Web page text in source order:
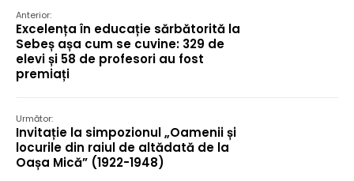
Anterior:
Excelența în educație sărbătorită la
Sebeș așa cum se cuvine: 329 de
elevi și 58 de profesori au fost
premiați
Următor:
Invitație la simpozionul „Oamenii și
locurile din raiul de altădată de la
Oașa Mică” (1922-1948)